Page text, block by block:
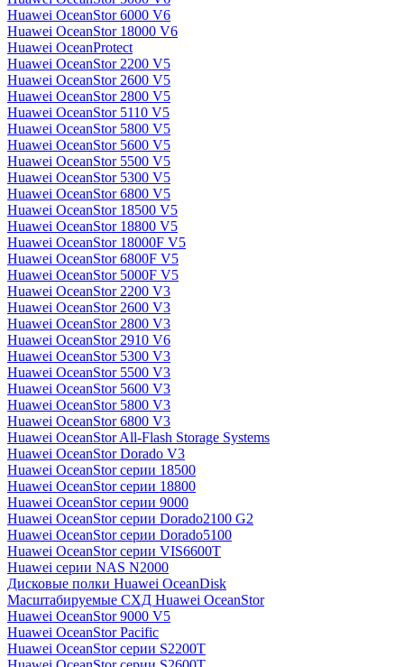
Huawei OceanStor 6000 V6
Huawei OceanStor 18000 V6
Huawei OceanProtect
Huawei OceanStor 2200 V5
Huawei OceanStor 2600 V5
Huawei OceanStor 2800 V5
Huawei OceanStor 5110 V5
Huawei OceanStor 5800 V5
Huawei OceanStor 5600 V5
Huawei OceanStor 5500 V5
Huawei OceanStor 5300 V5
Huawei OceanStor 6800 V5
Huawei OceanStor 18500 V5
Huawei OceanStor 18800 V5
Huawei OceanStor 18000F V5
Huawei OceanStor 6800F V5
Huawei OceanStor 5000F V5
Huawei OceanStor 2200 V3
Huawei OceanStor 2600 V3
Huawei OceanStor 2800 V3
Huawei OceanStor 2910 V6
Huawei OceanStor 5300 V3
Huawei OceanStor 5500 V3
Huawei OceanStor 5600 V3
Huawei OceanStor 5800 V3
Huawei OceanStor 6800 V3
Huawei OceanStor All-Flash Storage Systems
Huawei OceanStor Dorado V3
Huawei OceanStor серии 18500
Huawei OceanStor серии 18800
Huawei OceanStor серии 9000
Huawei OceanStor серии Dorado2100 G2
Huawei OceanStor серии Dorado5100
Huawei OceanStor серии VIS6600T
Huawei серии NAS N2000
Дисковые полки Huawei OceanDisk
Масштабируемые СХД Huawei OceanStor
Huawei OceanStor 9000 V5
Huawei OceanStor Pacific
Huawei OceanStor серии S2200T